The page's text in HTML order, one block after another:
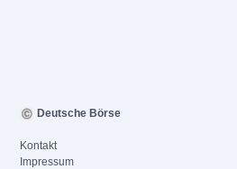
Deutsche Börse
Kontakt
Impressum